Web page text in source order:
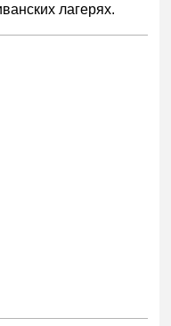
лагерях.